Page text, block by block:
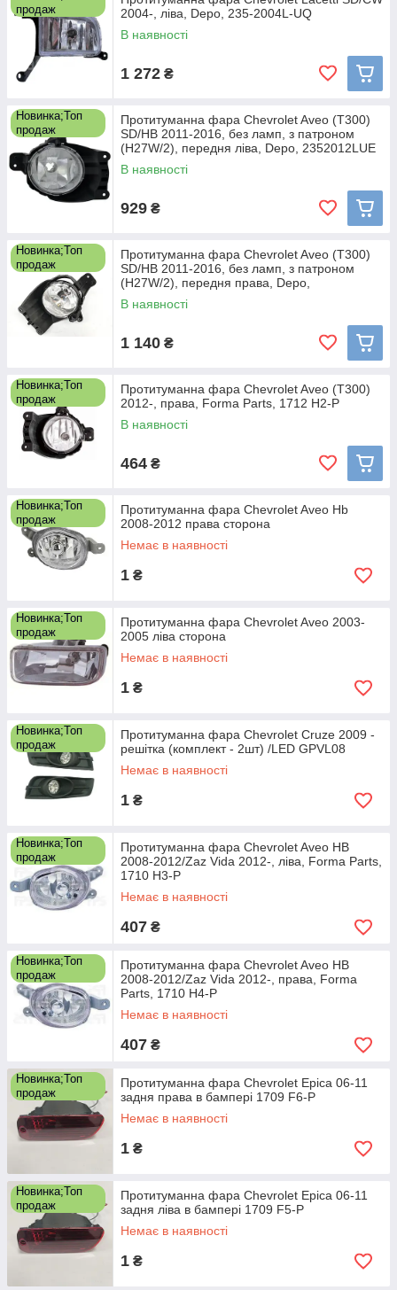
продаж
2004-, ліва, Depo, 235-2004L-UQ
В наявності
1 272 ₴
Новинка;Топ
продаж
Протитуманна фара Chevrolet Aveo (T300)
SD/HB 2011-2016, без ламп, з патроном
(H27W/2), передня ліва, Depo, 2352012LUE
В наявності
929 ₴
Новинка;Топ
продаж
Протитуманна фара Chevrolet Aveo (T300)
SD/HB 2011-2016, без ламп, з патроном
(H27W/2), передня права, Depo,
2352012RUE
В наявності
1 140 ₴
Новинка;Топ
продаж
Протитуманна фара Chevrolet Aveo (T300)
2012-, права, Forma Parts, 1712 H2-P
В наявності
464 ₴
Новинка;Топ
продаж
Протитуманна фара Chevrolet Aveo Hb
2008-2012 права сторона
Немає в наявності
1 ₴
Новинка;Топ
продаж
Протитуманна фара Chevrolet Aveo 2003-
2005 ліва сторона
Немає в наявності
1 ₴
Новинка;Топ
продаж
Протитуманна фара Chevrolet Cruze 2009 -
решітка (комплект - 2шт) /LED GPVL08
Немає в наявності
1 ₴
Новинка;Топ
продаж
Протитуманна фара Chevrolet Aveo HB
2008-2012/Zaz Vida 2012-, ліва, Forma Parts,
1710 H3-P
Немає в наявності
407 ₴
Новинка;Топ
продаж
Протитуманна фара Chevrolet Aveo HB
2008-2012/Zaz Vida 2012-, права, Forma
Parts, 1710 H4-P
Немає в наявності
407 ₴
Новинка;Топ
продаж
Протитуманна фара Chevrolet Epica 06-11
задня права в бампері 1709 F6-P
Немає в наявності
1 ₴
Новинка;Топ
продаж
Протитуманна фара Chevrolet Epica 06-11
задня ліва в бампері 1709 F5-P
Немає в наявності
1 ₴